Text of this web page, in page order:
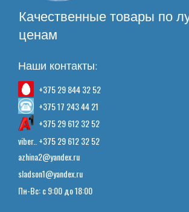
Качественные товары по
ценам
Наши контакты:
+375 29 844 32 52
+375 17 243 44 21
+375 29 612 32 52
viber.. +375 29 612 32 52
azhina2@yandex.ru
sladson1@yandex.ru
Пн-Вс: с 9:00 до 18:00